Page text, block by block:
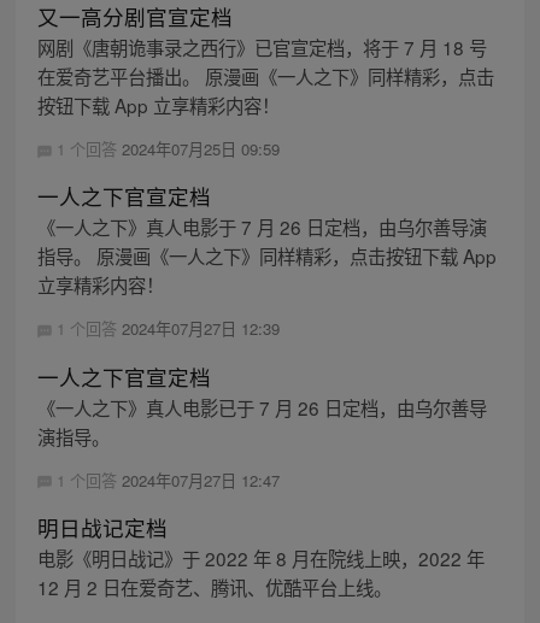
又一高分剧官宣定档
网剧《唐朝诡事录之西行》已官宣定档，将于 7 月 18 号
在爱奇艺平台播出。 原漫画《一人之下》同样精彩，点击
按钮下载 App 立享精彩内容！
1 个回答 2024年07月25日 09:59
一人之下官宣定档
《一人之下》真人电影于 7 月 26 日定档，由乌尔善导演
指导。 原漫画《一人之下》同样精彩，点击按钮下载 App
立享精彩内容！
1 个回答 2024年07月27日 12:39
一人之下官宣定档
《一人之下》真人电影已于 7 月 26 日定档，由乌尔善导
演指导。
1 个回答 2024年07月27日 12:47
明日战记定档
电影《明日战记》于 2022 年 8 月在院线上映，2022 年
12 月 2 日在爱奇艺、腾讯、优酷平台上线。